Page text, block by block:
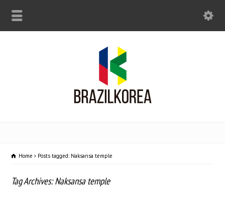
Home Posts tagged: Naksansa temple
Tag Archives: Naksansa temple